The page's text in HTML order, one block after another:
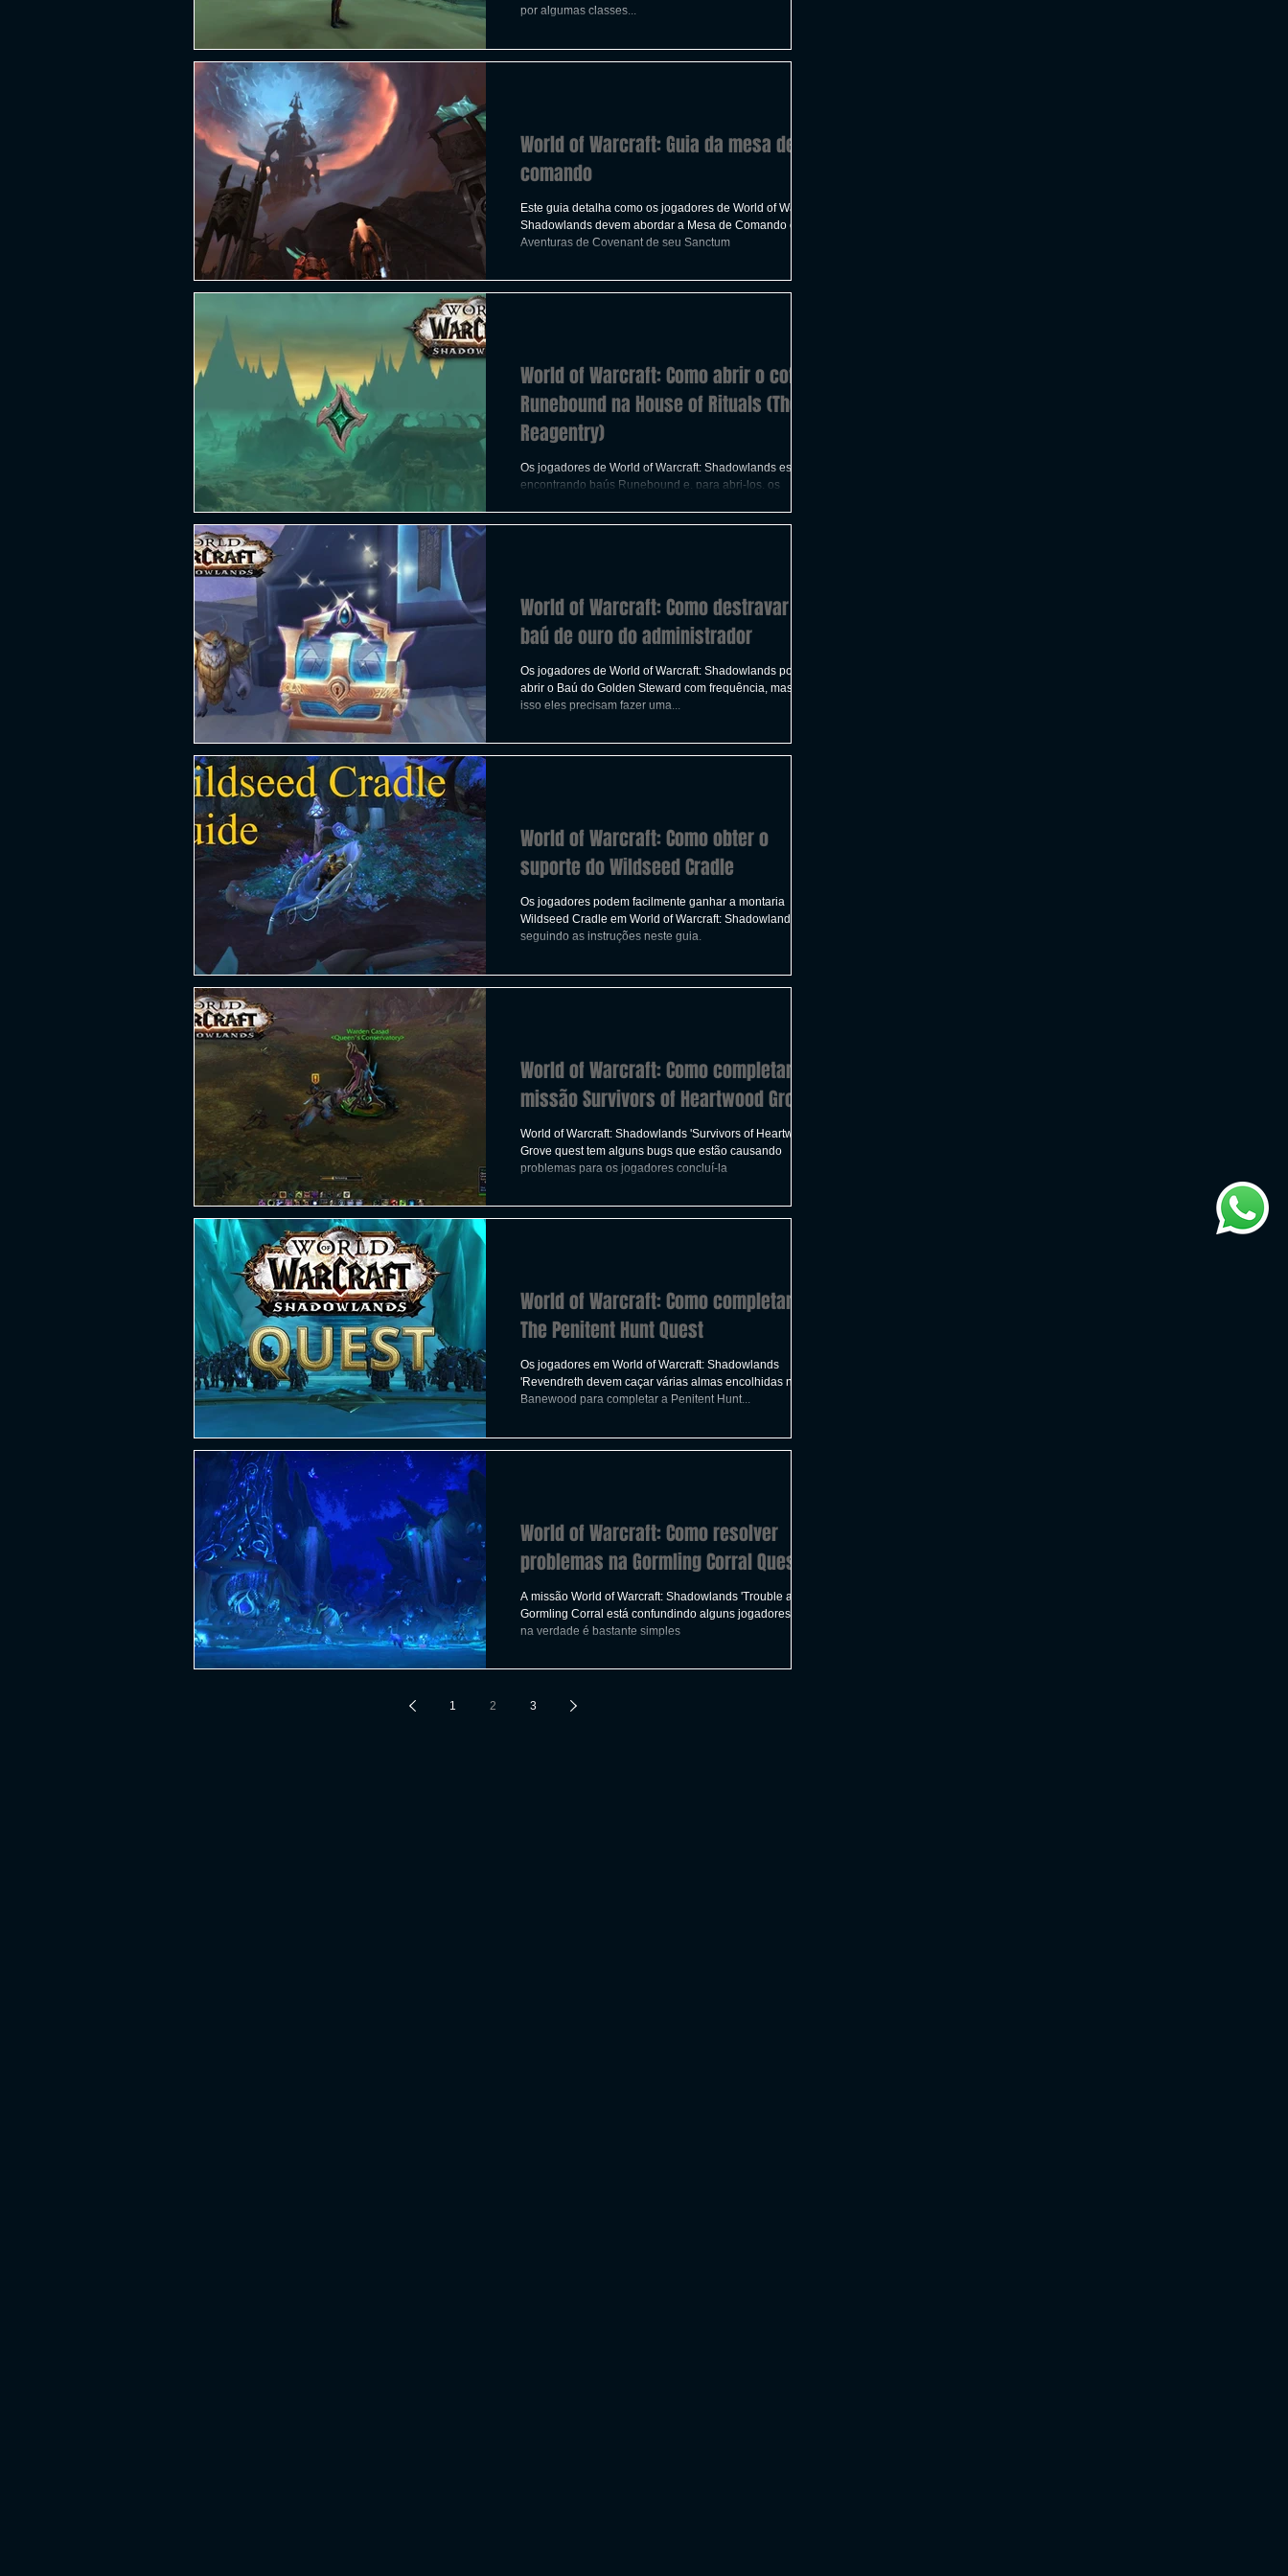
ESPORTES SOBREVIVÊNCIA
GUERRA LUTA GRATUITO FILMES
por algumas classes...
World of Warcraft: Guia da mesa de
comando
Este guia detalha como os jogadores de World of Warcraft:
Shadowlands devem abordar a Mesa de Comando e
Aventuras de Covenant de seu Sanctum
World of Warcraft: Como abrir o cofre
Runebound na House of Rituals (The
Reagentry)
Os jogadores de World of Warcraft: Shadowlands estão
encontrando baús Runebound e, para abri-los, os
World of Warcraft: Como destravar o
baú de ouro do administrador
Os jogadores de World of Warcraft: Shadowlands podem
abrir o Baú do Golden Steward com frequência, mas para
isso eles precisam fazer uma...
World of Warcraft: Como obter o
suporte do Wildseed Cradle
Os jogadores podem facilmente ganhar a montaria
Wildseed Cradle em World of Warcraft: Shadowlands
seguindo as instruções neste guia.
World of Warcraft: Como completar a
missão Survivors of Heartwood Grove
World of Warcraft: Shadowlands 'Survivors of Heartwood
Grove quest tem alguns bugs que estão causando
problemas para os jogadores concluí-la
World of Warcraft: Como completar um
The Penitent Hunt Quest
Os jogadores em World of Warcraft: Shadowlands
'Revendreth devem caçar várias almas encolhidas no
Banewood para completar a Penitent Hunt...
World of Warcraft: Como resolver
problemas na Gormling Corral Quest
A missão World of Warcraft: Shadowlands 'Trouble at the
Gormling Corral está confundindo alguns jogadores, mas
na verdade é bastante simples
1 2 3